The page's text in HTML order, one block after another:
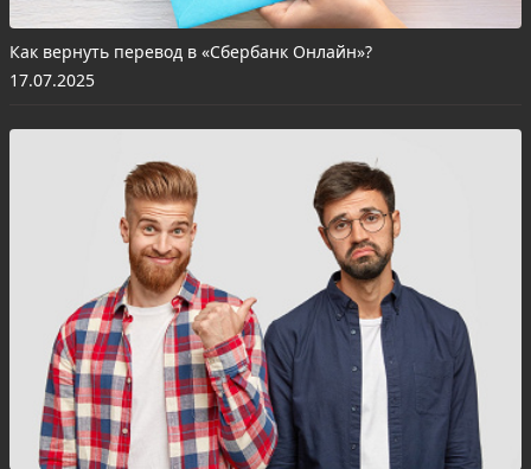
Как вернуть перевод в «Сбербанк Онлайн»?
17.07.2025